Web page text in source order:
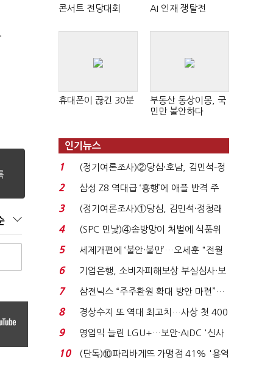
콘서트 전당대회 AI 인재 쟁탈전
휴대폰이 끊긴 30분
부동산 동상이몽, 국
민만 불안하다
인기뉴스
1
(정기여론조사)②당심·호남, 김민석-정
청래 '초접전'...
2
삼성 Z8 역대급 ‘흥행’에 애플 반격 주
목…9월 ‘폴...
3
(정기여론조사)①당심, 김민석·정청래
'초접전'…대통령 ...
4
(SPC 민낯)④솜방망이 처벌에 식품위
생법 위반 반복...
5
세제개편에 ‘불안·불만’…오세훈 "전월
세 구하기 더 ...
6
기업은행, 소비자피해보상 부실심사·보
이스피싱 공시 ...
7
삼전닉스 “주주환원 확대 방안 마련”…
로이터에 성명...
8
경상수지 또 역대 최고치…사상 첫 400
억달러에 '3% 성...
9
영업익 늘린 LGU+…보안·AIDC '신사
업 드라이브'...
10
(단독)⑩파리바게뜨 가맹점 41% '용역